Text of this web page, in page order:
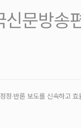
문방송
정‧반론 보도를 신속하고